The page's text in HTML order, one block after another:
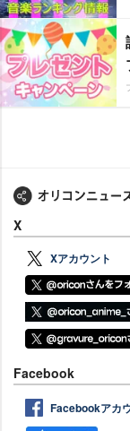
X
Xアカウント
Facebook
Facebookアカ